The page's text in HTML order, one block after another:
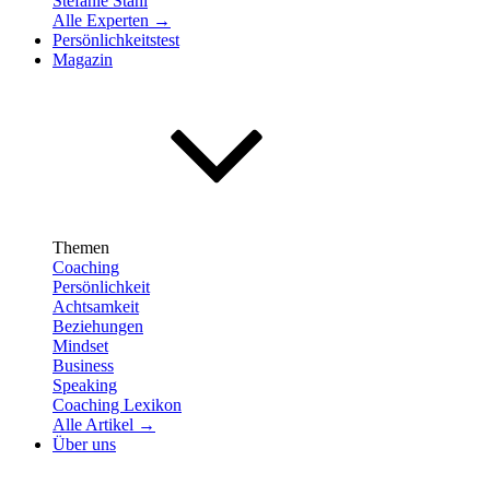
Alle Experten →
Persönlichkeitstest
Magazin
Themen
Coaching
Persönlichkeit
Achtsamkeit
Beziehungen
Mindset
Business
Speaking
Coaching Lexikon
Alle Artikel →
Über uns